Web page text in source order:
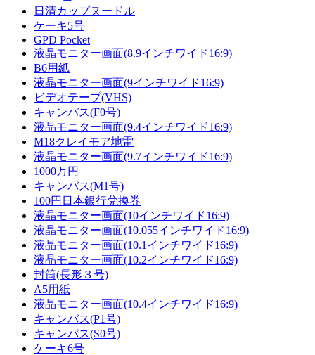
日清カップヌードル
ケーキ5号
GPD Pocket
液晶モニター画面(8.9インチワイド16:9)
B6用紙
液晶モニター画面(9インチワイド16:9)
ビデオテープ(VHS)
キャンバス(F0号)
液晶モニター画面(9.4インチワイド16:9)
M18クレイモア地雷
液晶モニター画面(9.7インチワイド16:9)
1000万円
キャンバス(M1号)
100円日本銀行兌換券
液晶モニター画面(10インチワイド16:9)
液晶モニター画面(10.055インチワイド16:9)
液晶モニター画面(10.1インチワイド16:9)
液晶モニター画面(10.2インチワイド16:9)
封筒(長形３号)
A5用紙
液晶モニター画面(10.4インチワイド16:9)
キャンバス(P1号)
キャンバス(S0号)
ケーキ6号